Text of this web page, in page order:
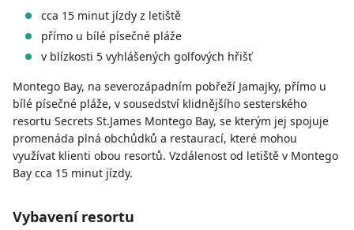
cca 15 minut jízdy z letiště
přímo u bílé písečné pláže
v blízkosti 5 vyhlášených golfových hřišť
Montego Bay, na severozápadním pobřeží Jamajky, přímo u
bílé písečné pláže, v sousedství klidnějšího sesterského
resortu Secrets St.James Montego Bay, se kterým jej spojuje
promenáda plná obchůdků a restaurací, které mohou
využívat klienti obou resortů. Vzdálenost od letiště v Montego
Bay cca 15 minut jízdy.
Vybavení resortu